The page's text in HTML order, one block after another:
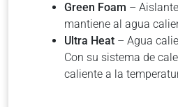
Green Foam –
mantiene al agua
Ultra Heat – Agua
Con su sistema de
caliente a la